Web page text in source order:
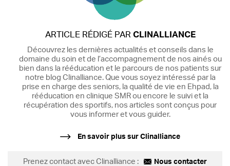
ARTICLE RÉDIGÉ PAR CLINALLIANCE
Découvrez les dernières actualités et conseils dans le
domaine du soin et de l’accompagnement de nos ainés ou
bien dans la rééducation et le parcours de nos patients sur
notre blog Clinalliance. Que vous soyez intéressé par la
prise en charge des seniors, la qualité de vie en Ehpad, la
rééducation en clinique SMR ou encore le suivi et la
récupération des sportifs, nos articles sont conçus pour
vous informer et vous guider.
En savoir plus sur Clinalliance
Prenez contact avec Clinalliance : Nous contacter